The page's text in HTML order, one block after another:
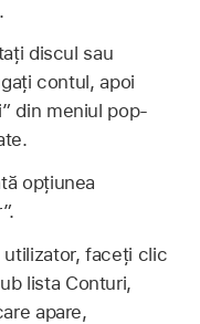
discul sau
contul, apoi
din meniul pop-
opțiunea
utilizator, faceți clic
lista Conturi,
apare,